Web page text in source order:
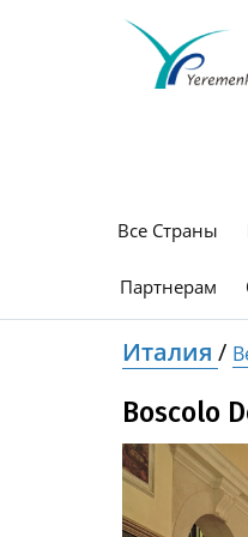
Все Страны
Партнерам
Италия /
Boscolo